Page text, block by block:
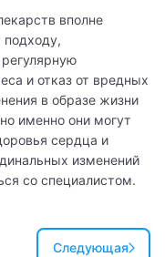
вполне
и отказ от вредных
в образе жизни
именно они могут
сердца и
изменений
со специалистом.
Следующая
медицины